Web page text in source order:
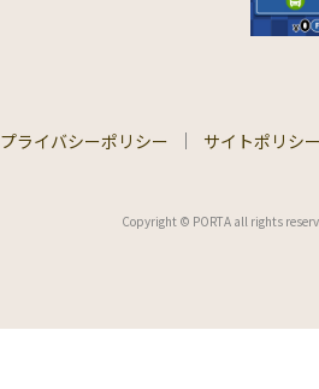
プライバシーポリシー サイトポリシー
Copyright © PORTA all rights